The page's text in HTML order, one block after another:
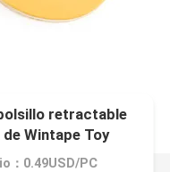
retractable
Wintape Toy
Ruler plástico
：0.49USD/PC